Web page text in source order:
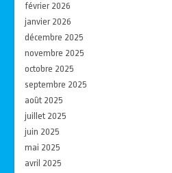
février 2026
janvier 2026
décembre 2025
novembre 2025
octobre 2025
septembre 2025
août 2025
juillet 2025
juin 2025
mai 2025
avril 2025